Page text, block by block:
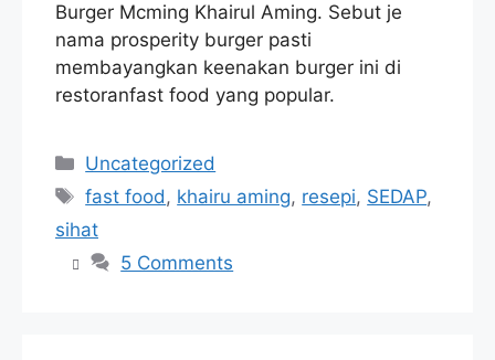
Burger Mcming Khairul Aming. Sebut je
nama prosperity burger pasti
membayangkan keenakan burger ini di
restoranfast food yang popular.
Categories
Uncategorized
Tags
fast food, khairu aming, resepi, SEDAP,
sihat
5 Comments